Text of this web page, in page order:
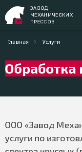
ЗАВОД
МЕХАНИЧЕСКИХ
ПРЕССОВ
Главная Услуги
Обработка
ООО «Завод
услуги по